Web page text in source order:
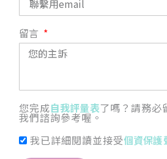
留言
您完成自我評量表了嗎？請務必
我們諮詢參考喔。
我已詳細閱讀並接受個資保護